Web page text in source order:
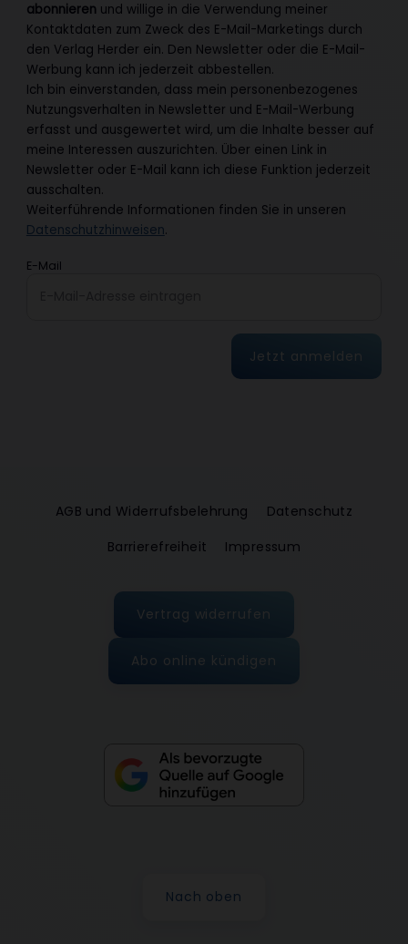
abonnieren und willige in die Verwendung meiner
Kontaktdaten zum Zweck des E-Mail-Marketings durch
den Verlag Herder ein. Den Newsletter oder die E-Mail-
Werbung kann ich jederzeit abbestellen.
Ich bin einverstanden, dass mein personenbezogenes
Nutzungsverhalten in Newsletter und E-Mail-Werbung
erfasst und ausgewertet wird, um die Inhalte besser auf
meine Interessen auszurichten. Über einen Link in
Newsletter oder E-Mail kann ich diese Funktion jederzeit
ausschalten.
Weiterführende Informationen finden Sie in unseren
Datenschutzhinweisen.
E-Mail
Jetzt anmelden
AGB und Widerrufsbelehrung
Datenschutz
Barrierefreiheit
Impressum
Vertrag widerrufen
Abo online kündigen
Nach oben